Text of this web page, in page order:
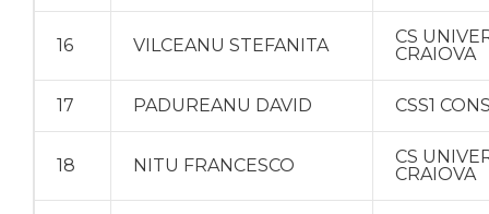
16 VILCEANU STEFANITA
CS
CRAIOVA
17 PADUREANU DAVID CSS1
18 NITU FRANCESCO
CS
CRAIOVA